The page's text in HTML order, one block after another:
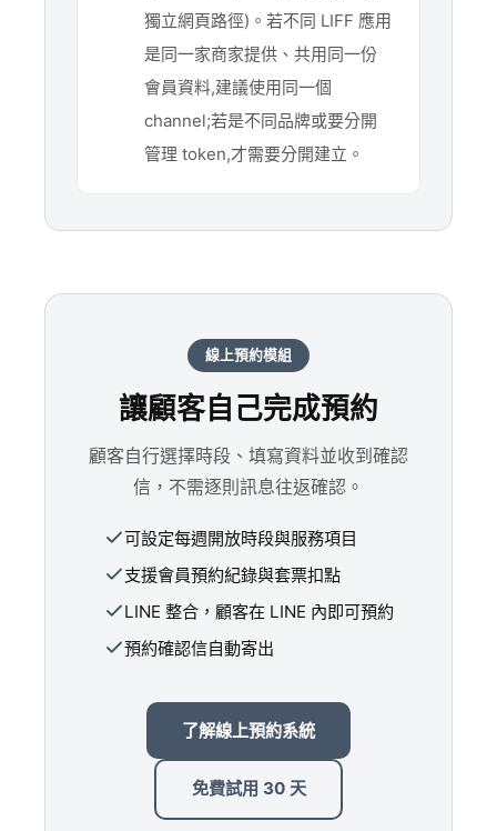
獨立網頁路徑)。若不同 LIFF 應用
是同一家商家提供、共用同一份
會員資料,建議使用同一個
channel;若是不同品牌或要分開
管理 token,才需要分開建立。
線上預約模組
讓顧客自己完成預約
顧客自行選擇時段、填寫資料並收到確認
信，不需逐則訊息往返確認。
可設定每週開放時段與服務項目
支援會員預約紀錄與套票扣點
LINE 整合，顧客在 LINE 內即可預約
預約確認信自動寄出
了解線上預約系統
免費試用 30 天